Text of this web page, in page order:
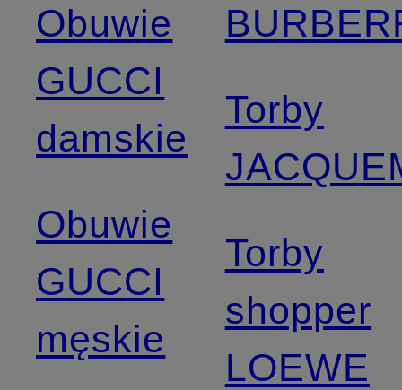
Obuwie
GUCCI
damskie
Obuwie
GUCCI
męskie
Torby
Torby
shopper
LOEWE